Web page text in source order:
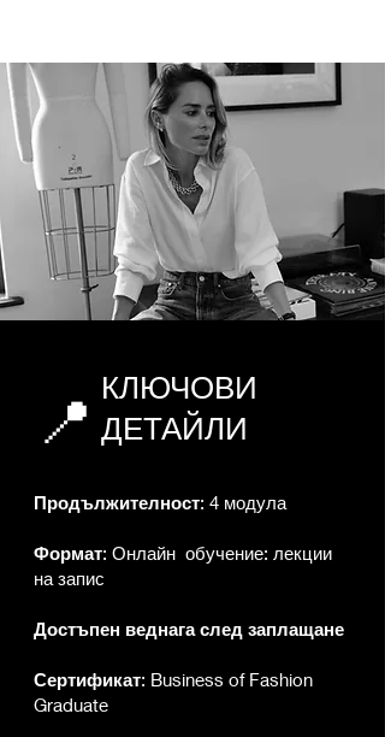
КЛЮЧОВИ
ДЕТАЙЛИ
📍
Продължителност: 4 модула
Формат: Онлайн обучение: лекции
на запис
Достъпен веднага след заплащане
Сертификат: Business of Fashion
Graduate